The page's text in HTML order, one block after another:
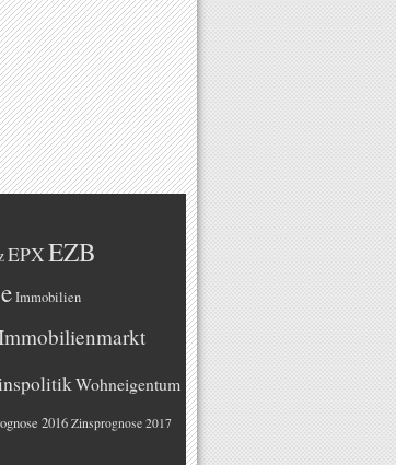
EPXEZB
Immobilien
Wohneigentum
2016 Zinsprognose 2017